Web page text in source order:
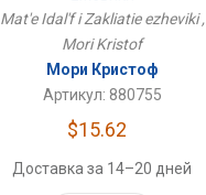
Mat'e Idal'f i Zakliatie ezheviki ,
Mori Kristof
Мори Кристоф
Артикул: 880755
$15.62
Доставка за 14–20 дней